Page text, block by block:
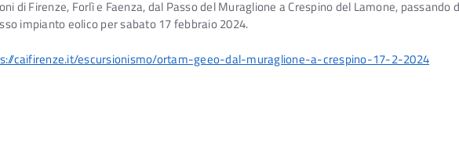
di Firenze, Forlì e Faenza, dal Passo del Muraglione a Crespino del Lamone, passando
impianto eolico per sabato 17 febbraio 2024.
caifirenze.it/escursionismo/ortam-geeo-dal-muraglione-a-crespino-17-2-2024